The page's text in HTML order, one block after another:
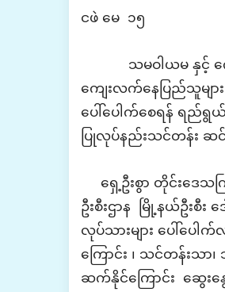
ငဖဲ မေ ၁၅
သမဝါယမ နှင့် ကျေး
ကျေးလက်နေပြည်သူမျာ
ပေါ်ပေါက်စေရန် ရည်ရွ
ပြုလုပ်နည်းသင်တန်း ဆင်
ရှေ့ဦးစွာ တိုင်းဒေသက
ဦးစီးဌာန မြို့နယ်ဦးစီ
လုပ်သားများ ပေါ်ပေ
ကြောင်း ၊ သင်တန်းသ
ဆက်နိုင်ကြောင်း ဆွေးနွ